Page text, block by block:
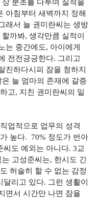
분초를 다투며 실적을
아침부터 새벽까지 정해
래서 늘 권미란씨는 생방
까봐, 생각만큼 실적이
는 중간에도, 아이에게
전전긍긍한다. 그리고
진하다시피 잠을 청하지
늘 엄마의 존재에 갈증
고, 지친 권미란씨의 일
업적으로 업무의 성격
높다. 70% 정도가 번아
도 예외는 아니다. 3교
고성준씨는, 한시도 긴
허술히 할 수 없는 감정
리고 있다. 그런 생활이
면서 시간만 나면 잠을